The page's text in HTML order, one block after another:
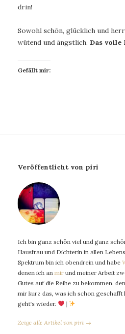
drin!
Sowohl schön, glücklich und
wütend und ängstlich. Das volle
Gefällt mir:
Veröffentlicht von piri
Ich bin ganz schön viel und ganz
Hausfrau und Dichterin in allen
Spektrum bin ich obendrein und habe
denen ich an mir und meiner Arbeit
Gutes auf die Reihe zu bekommen,
mir kurz das, was ich schon geschafft
geht's wieder.
|
Zeige alle Artikel von piri →